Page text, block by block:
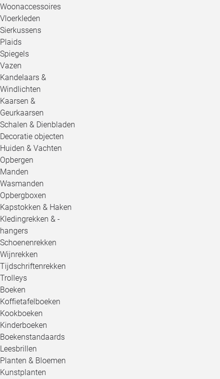
Woonaccessoires
Vloerkleden
Sierkussens
Plaids
Spiegels
Vazen
Kandelaars &
Windlichten
Kaarsen &
Geurkaarsen
Schalen & Dienbladen
Decoratie objecten
Huiden & Vachten
Opbergen
Manden
Wasmanden
Opbergboxen
Kapstokken & Haken
Kledingrekken & -
hangers
Schoenenrekken
Wijnrekken
Tijdschriftenrekken
Trolleys
Boeken
Koffietafelboeken
Kookboeken
Kinderboeken
Boekenstandaards
Leesbrillen
Planten & Bloemen
Kunstplanten